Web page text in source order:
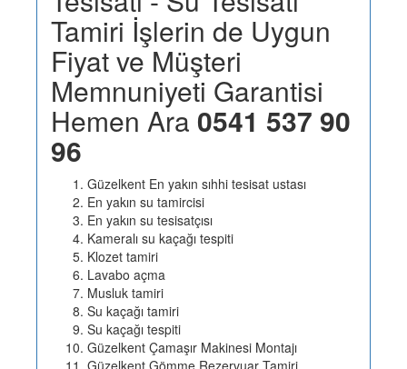
Tamiri İşlerin de Uygun
Fiyat ve Müşteri
Memnuniyeti Garantisi
Hemen Ara 0541 537 90
96
Güzelkent En yakın sıhhi tesisat ustası
En yakın su tamircisi
En yakın su tesisatçısı
Kameralı su kaçağı tespiti
Klozet tamiri
Lavabo açma
Musluk tamiri
Su kaçağı tamiri
Su kaçağı tespiti
Güzelkent Çamaşır Makinesi Montajı